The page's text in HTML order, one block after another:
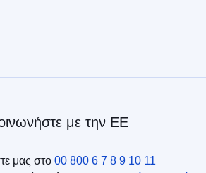
με την ΕΕ
μας στο 00 800 6 7 8 9 10 11